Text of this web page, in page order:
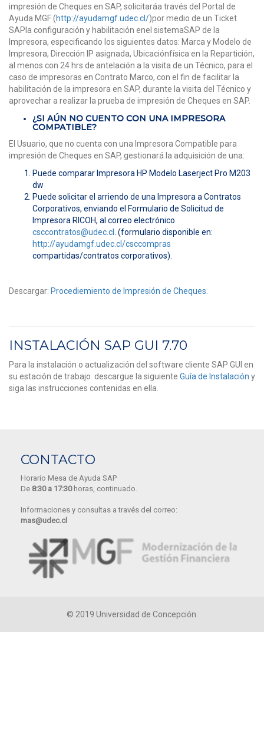
impresión de Cheques en SAP, solicitaráa través del Portal de
Ayuda MGF (http://ayudamgf.udec.cl/)por medio de un Ticket
SAPla configuración y habilitación enel sistemaSAP de la
Impresora, especificando los siguientes datos: Marca y Modelo de
Impresora, Dirección IP asignada, Ubicaciónfísica en la Repartición,
al menos con 24 hrs de antelación a la visita de un Técnico, para el
caso de impresoras en Contrato Marco, con el fin de facilitar la
habilitación de la impresora en SAP, durante la visita del Técnico y
aprovechar a realizar la prueba de impresión de Cheques en SAP.
¿SI AÚN NO CUENTO CON UNA IMPRESORA
COMPATIBLE?
El Usuario, que no cuenta con una Impresora Compatible para
impresión de Cheques en SAP, gestionará la adquisición de una:
Puede comparar Impresora HP Modelo Laserject Pro M203
dw
Puede solicitar el arriendo de una Impresora a Contratos
Corporativos, enviando el Formulario de Solicitud de
Impresora RICOH, al correo electrónico
csccontratos@udec.cl . (formulario disponible en:
http://ayudamgf.udec.cl/csccompras
compartidas/contratos corporativos).
Descargar: Procediemiento de Impresión de Cheques.
INSTALACIÓN SAP GUI 7.70
Para la instalación o actualización del software cliente SAP GUI en
su estación de trabajo descargue la siguiente Guía de Instalación y
siga las instrucciones contenidas en ella.
CONTACTO
Horario Mesa de Ayuda SAP
De 8:30 a 17:30 horas, continuado.
Informaciones y consultas a través del correo:
mas@udec.cl
© 2019 Universidad de Concepción.